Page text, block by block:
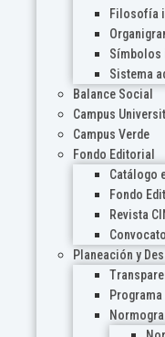
Filosofía
Símbolos
Sistema
Balance Social
Campus
Campus Verde
Fondo Editorial
Catálogo
Fondo
Revista
Planeación y